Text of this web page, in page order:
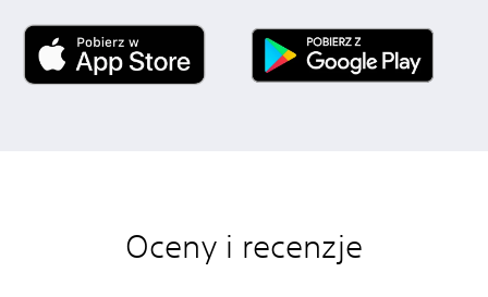
Oceny i recenzje